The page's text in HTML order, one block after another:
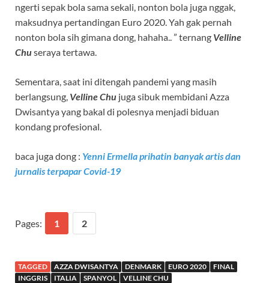
ngerti sepak bola sama sekali, nonton bola juga nggak,
maksudnya pertandingan Euro 2020. Yah gak pernah
nonton bola sih gimana dong, hahaha.. ” ternang Velline
Chuseraya tertawa.
Sementara, saat ini ditengah pandemi yang masih
berlangsung, Velline Chu juga sibuk membidani Azza
Dwisantya yang bakal di polesnya menjadi biduan
kondang profesional.
baca juga dong : Yenni Ermella prihatin banyak artis dan
jurnalis terpapar Covid-19
Pages: 1 2
TAGGED AZZA DWISANTYA DENMARK EURO 2020
FINAL
INGGRIS
ITALIA SPANYOL VELLINE CHU